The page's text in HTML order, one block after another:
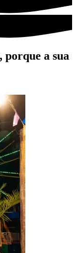
porque a sua